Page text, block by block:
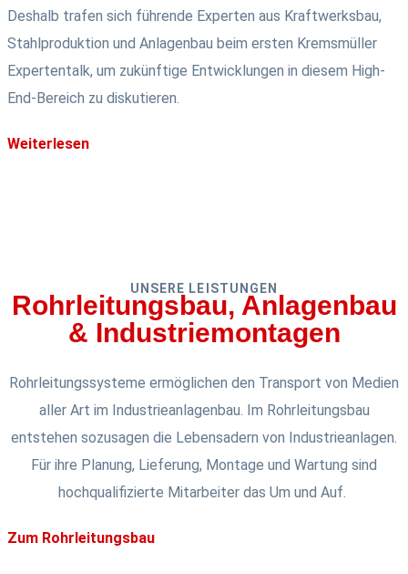
Deshalb trafen sich führende Experten aus Kraftwerksbau,
Stahlproduktion und Anlagenbau beim ersten Kremsmüller
Expertentalk, um zukünftige Entwicklungen in diesem High-
End-Bereich zu diskutieren.
Weiterlesen
UNSERE LEISTUNGEN
Rohrleitungsbau, Anlagenbau
& Industriemontagen
Rohrleitungssysteme ermöglichen den Transport von Medien
aller Art im Industrieanlagenbau. Im Rohrleitungsbau
entstehen sozusagen die Lebensadern von Industrieanlagen.
Für ihre Planung, Lieferung, Montage und Wartung sind
hochqualifizierte Mitarbeiter das Um und Auf.
Zum Rohrleitungsbau